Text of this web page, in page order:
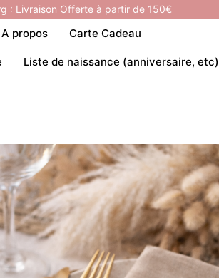
: Livraison Offerte à partir de 150€
A propos Carte Cadeau
Liste de naissance (anniversaire, etc)